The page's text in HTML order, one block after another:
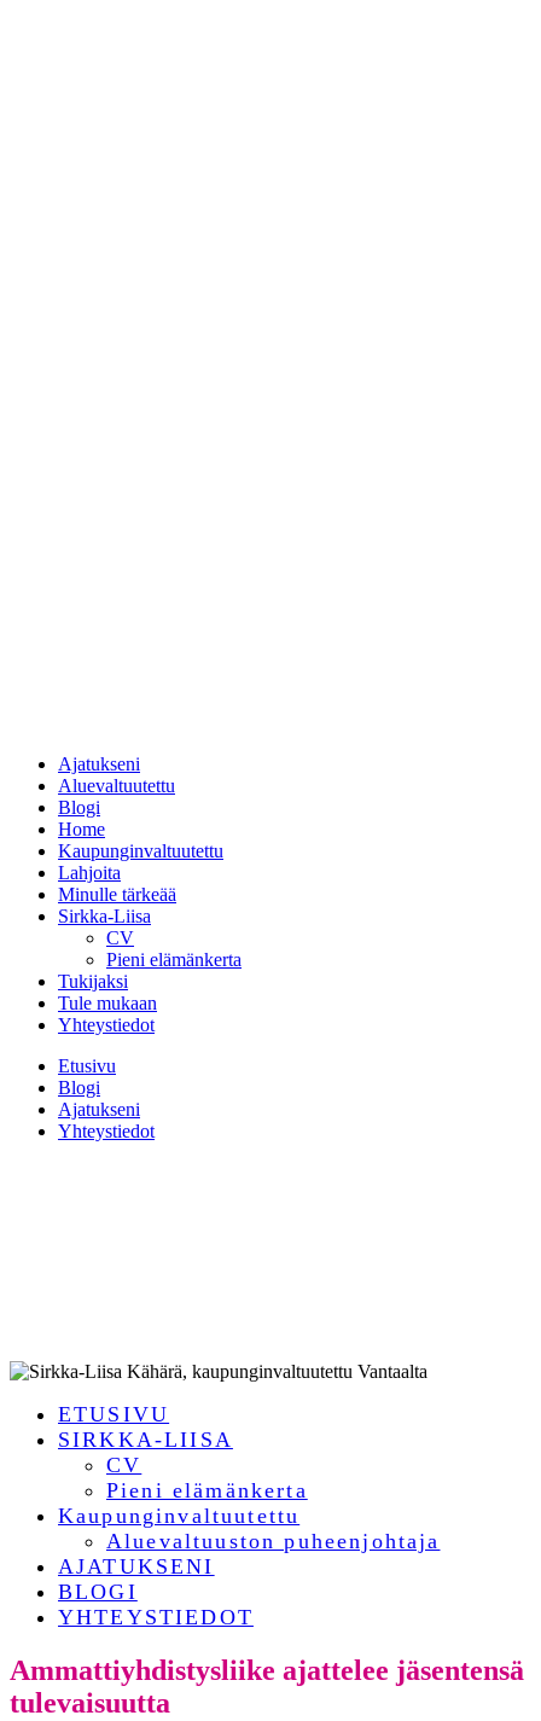
Ajatukseni
Aluevaltuutettu
Blogi
Home
Kaupunginvaltuutettu
Lahjoita
Minulle tärkeää
Sirkka-Liisa
CV
Pieni elämänkerta
Tukijaksi
Tule mukaan
Yhteystiedot
Etusivu
Blogi
Ajatukseni
Yhteystiedot
ETUSIVU
SIRKKA-LIISA
CV
Pieni elämänkerta
Kaupunginvaltuutettu
Aluevaltuuston puheenjohtaja
AJATUKSENI
BLOGI
YHTEYSTIEDOT
Ammattiyhdistysliike ajattelee jäsentensä
tulevaisuutta